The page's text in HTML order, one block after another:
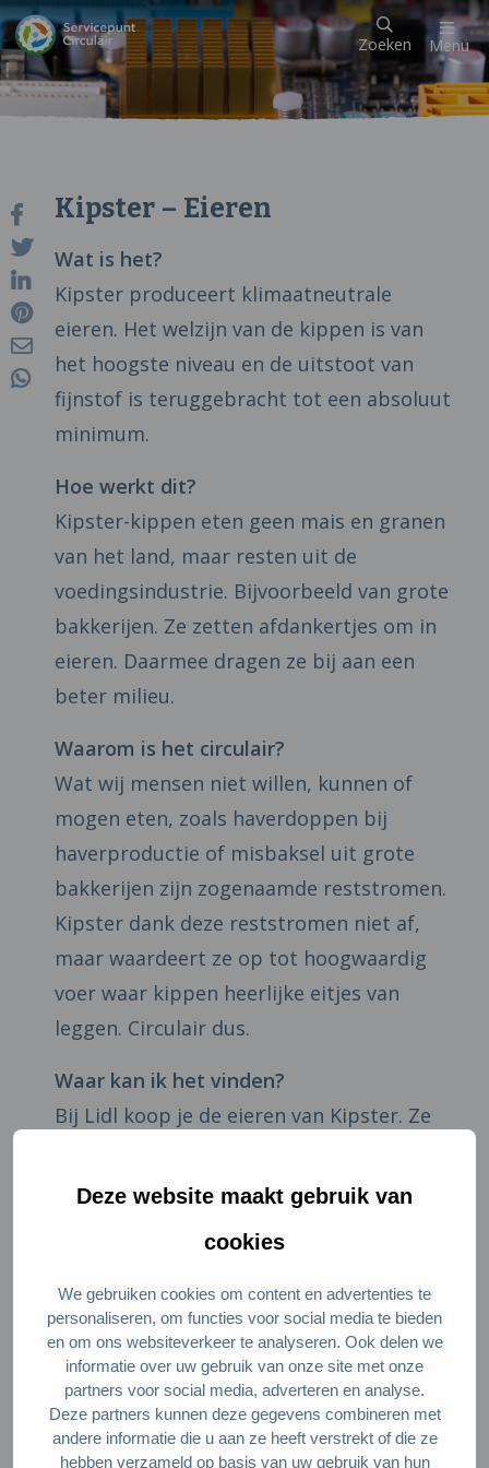
Deze website maakt gebruik van
cookies
We gebruiken cookies om content en advertenties te
personaliseren, om functies voor social media te bieden
en om ons websiteverkeer te analyseren. Ook delen we
informatie over uw gebruik van onze site met onze
partners voor social media, adverteren en analyse.
Deze partners kunnen deze gegevens combineren met
andere informatie die u aan ze heeft verstrekt of die ze
hebben verzameld op basis van uw gebruik van hun
Zoeken Menu
Kipster – Eieren
Wat is het?
Kipster produceert klimaatneutrale
eieren. Het welzijn van de kippen is van
het hoogste niveau en de uitstoot van
fijnstof is teruggebracht tot een absoluut
minimum.
Hoe werkt dit?
Kipster-kippen eten geen mais en granen
van het land, maar resten uit de
voedingsindustrie. Bijvoorbeeld van grote
bakkerijen. Ze zetten afdankertjes om in
eieren. Daarmee dragen ze bij aan een
beter milieu.
Waarom is het circulair?
Wat wij mensen niet willen, kunnen of
mogen eten, zoals haverdoppen bij
haverproductie of misbaksel uit grote
bakkerijen zijn zogenaamde reststromen.
Kipster dank deze reststromen niet af,
maar waardeert ze op tot hoogwaardig
voer waar kippen heerlijke eitjes van
leggen. Circulair dus.
Waar kan ik het vinden?
Bij Lidl koop je de eieren van Kipster. Ze